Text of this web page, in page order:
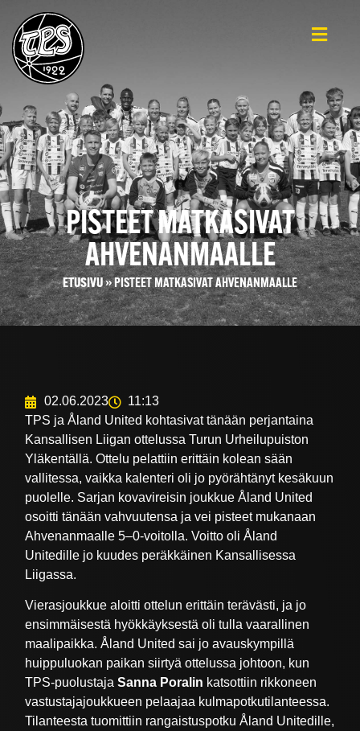
PISTEET MATKASIVAT
AHVENANMAALLE
ETUSIVU»PISTEET MATKASIVAT AHVENANMAALLE
02.06.2023
11:13
TPS ja Åland United kohtasivat tänään perjantaina
Kansallisen Liigan ottelussa Turun Urheilupuiston
Yläkentällä. Ottelu pelattiin erittäin kolean sään
vallitessa, vaikka kalenteri oli jo pyörähtänyt kesäkuun
puolelle. Sarjan kovavireisin joukkue Åland United
osoitti tänään vahvuutensa ja vei pisteet mukanaan
Ahvenanmaalle 5–0-voitolla. Voitto oli Åland
Unitedille jo kuudes peräkkäinen Kansallisessa
Liigassa.
Vierasjoukkue aloitti ottelun erittäin terävästi, ja jo
ensimmäisestä hyökkäyksestä oli tulla vaarallinen
maalipaikka. Åland United sai jo avauskympillä
huippuluokan paikan siirtyä ottelussa johtoon, kun
TPS-puolustajaSanna Poralin katsottiin rikkoneen
vastustajajoukkueen pelaajaa kulmapotkutilanteessa.
Tilanteesta tuomittiin rangaistuspotku Åland Unitedille,